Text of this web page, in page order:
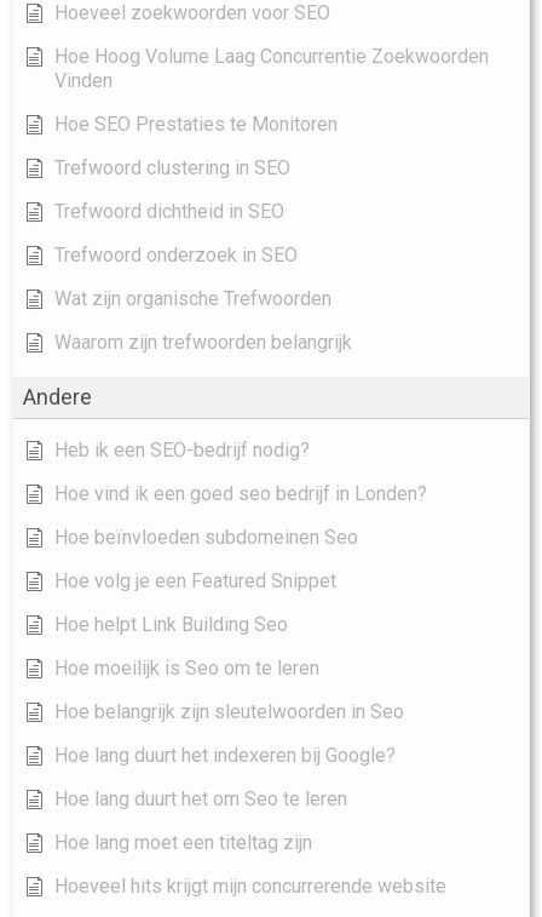
Hoeveel zoekwoorden voor SEO
Hoe Hoog Volume Laag Concurrentie Zoekwoorden
Vinden
Hoe SEO Prestaties te Monitoren
Trefwoord clustering in SEO
Trefwoord dichtheid in SEO
Trefwoord onderzoek in SEO
Wat zijn organische Trefwoorden
Waarom zijn trefwoorden belangrijk
Andere
Heb ik een SEO-bedrijf nodig?
Hoe vind ik een goed seo bedrijf in Londen?
Hoe beïnvloeden subdomeinen Seo
Hoe volg je een Featured Snippet
Hoe helpt Link Building Seo
Hoe moeilijk is Seo om te leren
Hoe belangrijk zijn sleutelwoorden in Seo
Hoe lang duurt het indexeren bij Google?
Hoe lang duurt het om Seo te leren
Hoe lang moet een titeltag zijn
Hoeveel hits krijgt mijn concurrerende website